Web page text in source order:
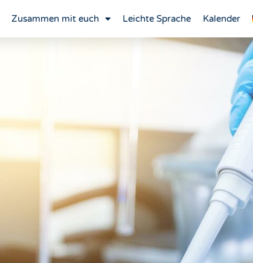
Zusammen mit euch Leichte Sprache Kalender